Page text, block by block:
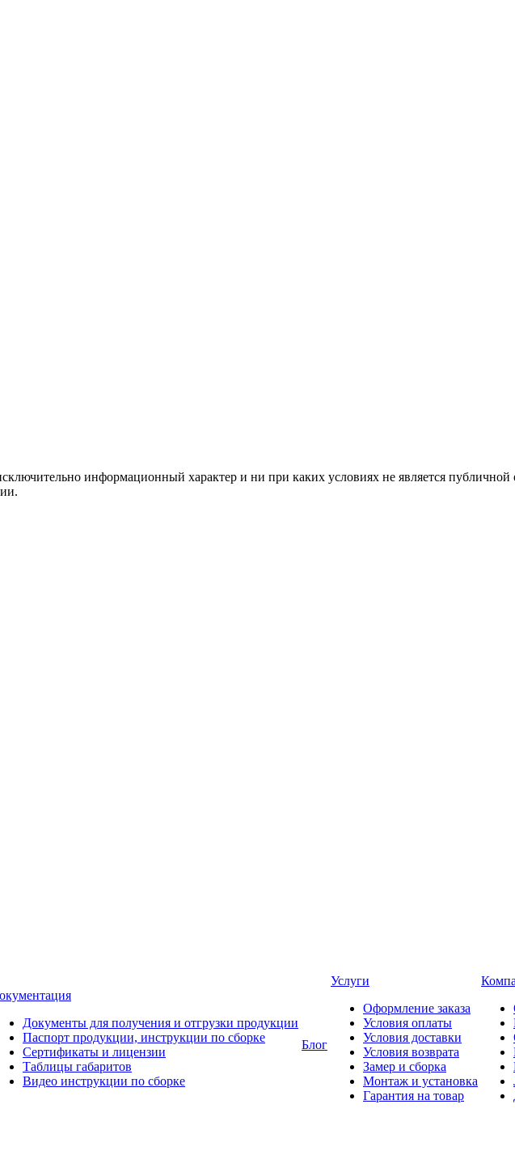
информационный характер и ни при каких условиях не является
Документы для получения и отгрузки продукции
Паспорт продукции, инструкции по сборке
Сертификаты и лицензии
Таблицы габаритов
Видео инструкции по сборке
Блог
Услуги
Оформление заказа
Условия оплаты
Условия доставки
Условия возврата
Замер и сборка
Монтаж и установка
Гарантия на товар